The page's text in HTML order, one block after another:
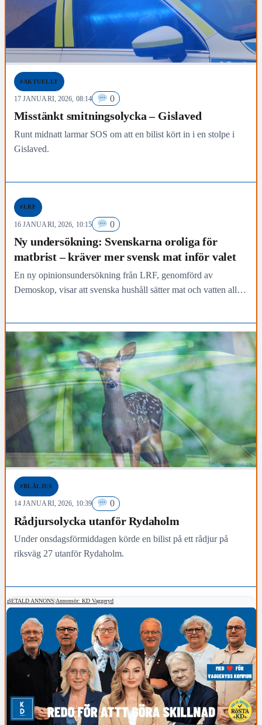
#AKTUELLT
17 JANUARI, 2026, 08:14 0
Misstänkt smitningsolycka – Gislaved
Runt midnatt larmar SOS om att en bilist kört in i en stolpe i
Gislaved.
#LRF
16 JANUARI, 2026, 10:15 0
Ny undersökning: Svenskarna oroliga för
matbrist – kräver mer svensk mat inför valet
En ny opinionsundersökning från LRF, genomförd av
Demoskop, visar att svenska hushåll sätter mat och vatten allra
#BLÅLJUS
14 JANUARI, 2026, 10:39 0
Rådjursolycka utanför Rydaholm
Under onsdagsförmiddagen körde en bilist på ett rådjur på
riksväg 27 utanför Rydaholm.
BETALD ANNONS Annonsör: KD Vaggeryd